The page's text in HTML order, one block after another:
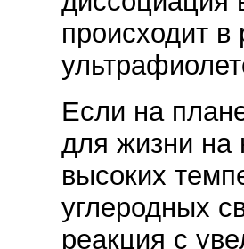
происходит в
Если на
для жизни на
высоких
углеродных
реакция с